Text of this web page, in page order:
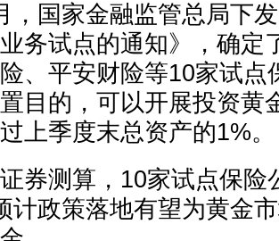
国家金融监管总局下发
务试点的通知》，确定
、平安财险等10家试点
目的，可以开展投资黄
上季度末总资产的1%。
测算，10家试点保险
计政策落地有望为黄金